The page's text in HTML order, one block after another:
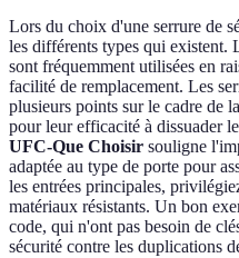
Lors du choix d'une serrure de
les différents types qui existent.
sont fréquemment utilisées en
facilité de remplacement. Les
plusieurs points sur le cadre de
pour leur efficacité à dissuader
UFC-Que Choisir souligne
adaptée au type de porte pour
les entrées principales,
matériaux résistants. Un bon
code, qui n'ont pas besoin de
sécurité contre les duplications